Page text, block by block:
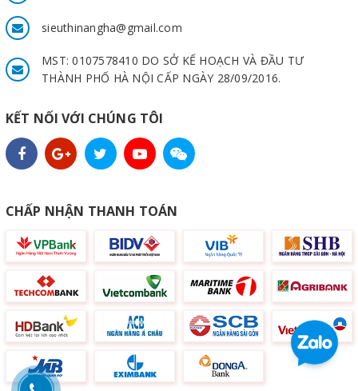
sieuthinangha@gmail.com
MST: 0107578410 DO SỞ KẾ HOẠCH VÀ ĐẦU TƯ
THÀNH PHỐ HÀ NỘI CẤP NGÀY 28/09/2016.
KẾT NỐI VỚI CHÚNG TÔI
CHẤP NHẬN THANH TOÁN